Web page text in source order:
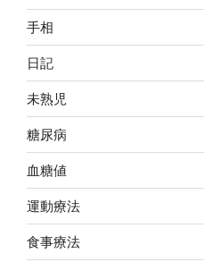
手相
日記
未熟児
糖尿病
血糖値
運動療法
食事療法